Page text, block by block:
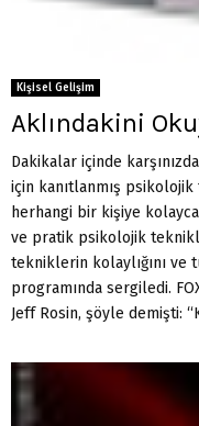
Kişisel Gelişim
Aklındakini
Dakikalar içinde
için kanıtlanmış
herhangi bir kişiye
ve pratik psikolojik
tekniklerin kolaylığını ve
programında sergiledi.
Jeff Rosin, şöyle demişti: